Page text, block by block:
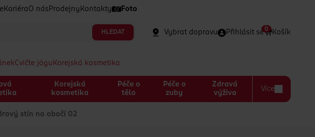
Kariéra O nás Prodejny Kontakty Foto
HLEDAT Vybrat dopravu Přihlásit se Košík
0
Cvičte jógu Korejská kosmetika
Korejská
kosmetika
Péče o
tělo
Péče o
zuby
Zdravá
výživa
Více
stín na obočí 02